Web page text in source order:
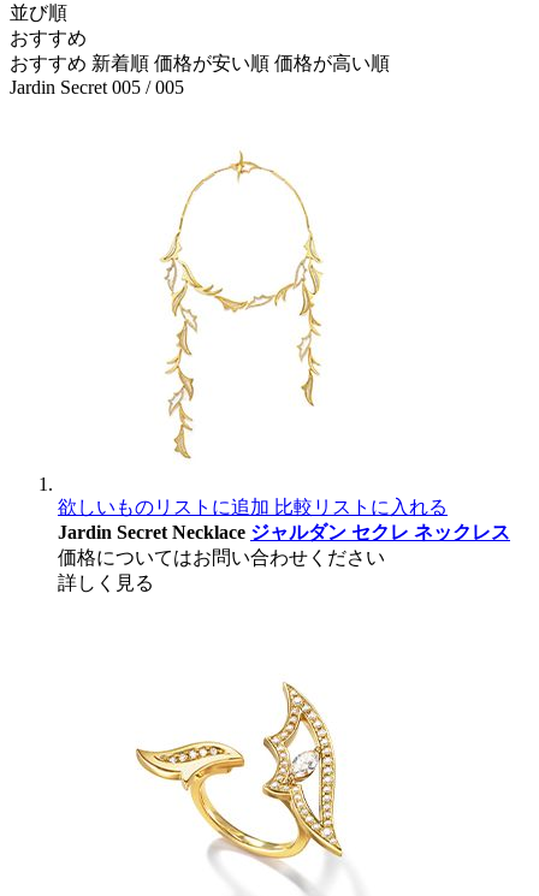
並び順
おすすめ
おすすめ 新着順 価格が安い順 価格が高い順
Jardin Secret 005 / 005
欲しいものリストに追加 比較リストに入れる
Jardin Secret Necklace ジャルダン セクレ ネックレス
価格についてはお問い合わせください
詳しく見る